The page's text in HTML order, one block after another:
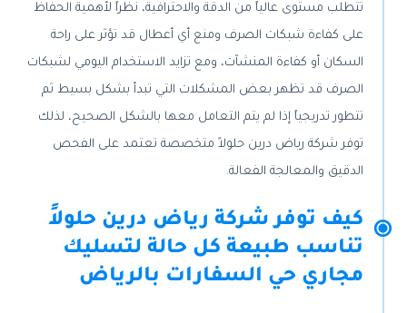
تتطلب مستوى عالياً من الدقة والاحترافية، نظراً لأهمية الحفاظ
على كفاءة شبكات الصرف ومنع أي أعطال قد تؤثر على راحة
السكان أو كفاءة المنشآت، ومع تزايد الاستخدام اليومي لشبكات
الصرف قد تظهر بعض المشكلات التي تبدأ بشكل بسيط ثم
تتطور تدريجياً إذا لم يتم التعامل معها بالشكل الصحيح، لذلك
توفر شركة رياض درين حلولاً متخصصة تعتمد على الفحص
الدقيق والمعالجة الفعالة.
كيف توفر شركة رياض درين حلولاً
تناسب طبيعة كل حالة لتسليك
مجاري حي السفارات بالرياض